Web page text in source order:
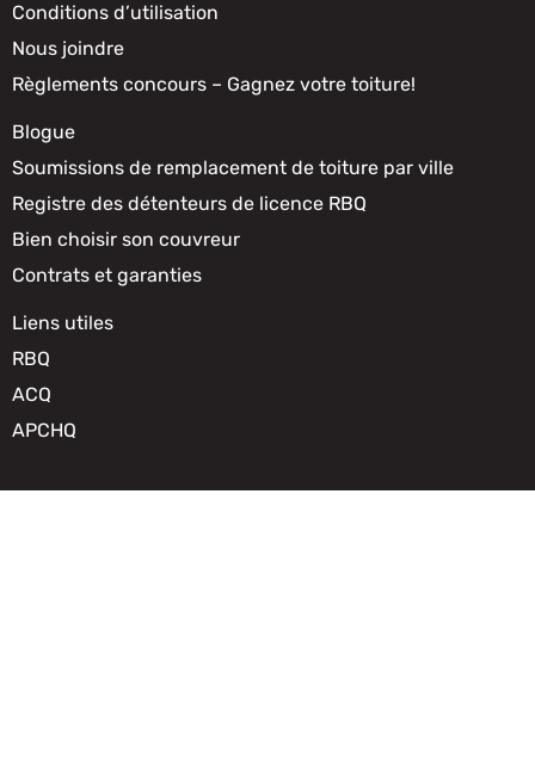
Conditions d’utilisation
Nous joindre
Règlements concours – Gagnez votre toiture!
Blogue
Soumissions de remplacement de toiture par ville
Registre des détenteurs de licence RBQ
Bien choisir son couvreur
Contrats et garanties
Liens utiles
RBQ
ACQ
APCHQ